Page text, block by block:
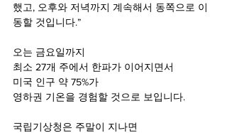
했고, 오후와 저녁까지 계속해서 동쪽으로 이
동할 것입니다.”
오는 금요일까지
최소 27개 주에서 한파가 이어지면서
미국 인구 약 75%가
영하권 기온을 경험할 것으로 보입니다.
국립기상청은 주말이 지나면